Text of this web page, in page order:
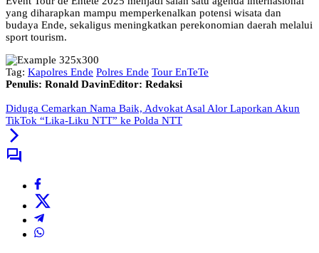
yang diharapkan mampu memperkenalkan potensi wisata dan
budaya Ende, sekaligus meningkatkan perekonomian daerah melalui
sport tourism.
Tag: Kapolres Ende Polres Ende Tour EnTeTe
Penulis: Ronald DavinEditor: Redaksi
Diduga Cemarkan Nama Baik, Advokat Asal Alor Laporkan Akun
TikTok “Lika-Liku NTT” ke Polda NTT